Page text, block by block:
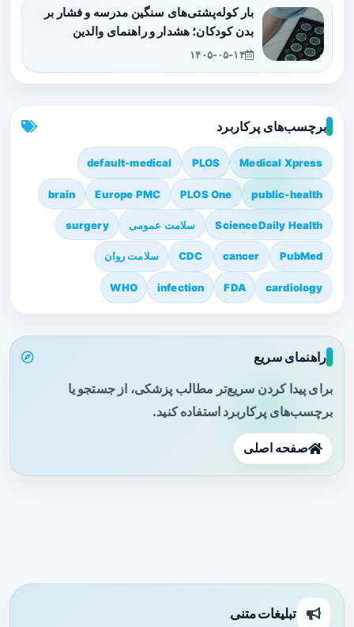
بار کوله‌پشتی‌های سنگین مدرسه و فشار بر
بدن کودکان؛ هشدار و راهنمای والدین
۱۴۰۵-۰۵-۱۴
برچسب‌های پرکاربرد
Medical Xpress
PLOS
default-medical
public-health
PLOS One
Europe PMC
brain
ScienceDaily Health سلامت عمومی surgery
PubMed
cancer
CDC سلامت روان
cardiology
FDA
infection
WHO
راهنمای سریع
برای پیدا کردن سریع‌تر مطالب پزشکی، از جستجو یا
برچسب‌های پرکاربرد استفاده کنید.
صفحه اصلی
تبلیغات متنی